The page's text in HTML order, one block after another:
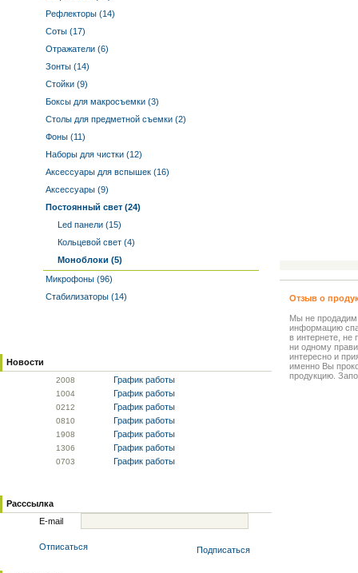
Рефлекторы (14)
Соты (17)
Отражатели (6)
Зонты (14)
Стойки (9)
Боксы для макросъемки (3)
Столы для предметной съемки (2)
Фоны (11)
Наборы для чистки (12)
Аксессуары для вспышек (16)
Аксессуары (9)
Постоянный свет (24)
Led панели (15)
Кольцевой свет (4)
Моноблоки (5)
Микрофоны (96)
Стабилизаторы (14)
Новости
2008 График работы
1004 График работы
0212 График работы
0810 График работы
1908 График работы
1306 График работы
0703 График работы
Расссылка
E-mail
Отписаться Подписаться
Отзыв о
Мы не
информацию
в интернете, не
ни одному
интересно и
именно Вы
продукцию.